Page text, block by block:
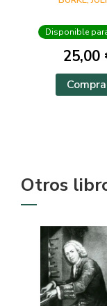
Disponible
25,00
Otros